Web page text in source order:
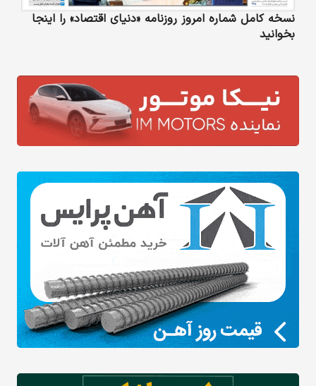
نسخه کامل شماره امروز روزنامه «دنیای‌ اقتصاد» را اینجا
بخوانید